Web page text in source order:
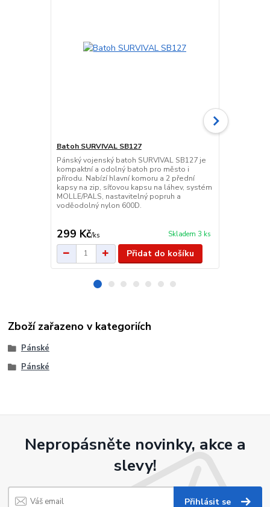
Batoh SURVIVAL SB127
Pánský vojenský batoh SURVIVAL SB127 je
kompaktní a odolný batoh pro město i
přírodu. Nabízí hlavní komoru a 2 přední
kapsy na zip, síťovou kapsu na láhev, systém
MOLLE/PALS, nastavitelný popruh a
voděodolný nylon 600D.
299 Kč/ks Skladem 3 ks
Přidat do košíku
Zboží zařazeno v kategoriích
Pánské
Pánské
Nepropásněte novinky, akce a
slevy!
Přihlásit se